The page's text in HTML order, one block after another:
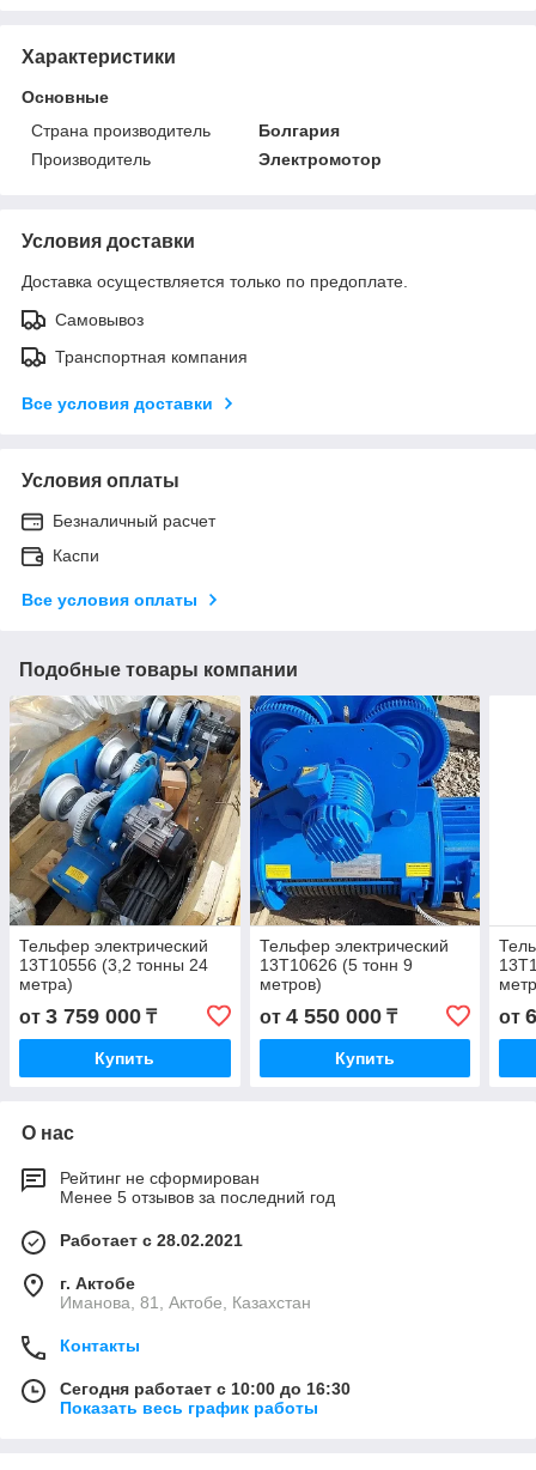
Характеристики
Основные
Страна производитель
Болгария
Производитель
Электромотор
Условия доставки
Доставка осуществляется только по предоплате.
Самовывоз
Транспортная компания
Все условия доставки
Условия оплаты
Безналичный расчет
Каспи
Все условия оплаты
Подобные товары компании
Тельфер электрический
13Т10556 (3,2 тонны 24
метра)
от 3 759 000 ₸
Купить
Тельфер электрический
13Т10626 (5 тонн 9
метров)
от 4 550 000₸
Купить
от
О нас
Рейтинг не сформирован
Менее 5 отзывов за последний год
Работает с 28.02.2021
г. Актобе
Иманова, 81, Актобе, Казахстан
Контакты
Сегодня работает с 10:00 до 16:30
Показать весь график работы